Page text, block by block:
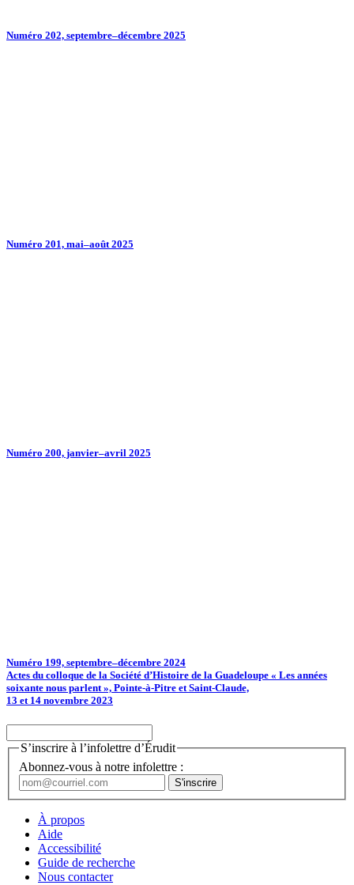
Numéro 202, septembre–décembre 2025
Numéro 201, mai–août 2025
Numéro 200, janvier–avril 2025
Numéro 199, septembre–décembre 2024
Actes du colloque de la Société d’Histoire de la Guadeloupe « Les années
soixante nous parlent », Pointe-à-Pitre et Saint-Claude,
13 et 14 novembre 2023
S’inscrire à l’infolettre d’Érudit
Abonnez-vous à notre infolettre :
À propos
Aide
Accessibilité
Guide de recherche
Nous contacter